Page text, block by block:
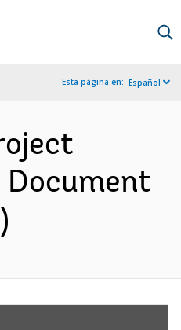
Esta página en: Español